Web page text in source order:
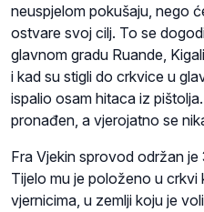
neuspjelom pokušaju, nego
ostvare svoj cilj. To se
glavnom gradu Ruande,
i kad su stigli do crkvice u
ispalio osam hitaca iz
pronađen, a vjerojatno se
Fra Vjekin sprovod održan
Tijelo mu je položeno u crkvi
vjernicima, u zemlji koju je